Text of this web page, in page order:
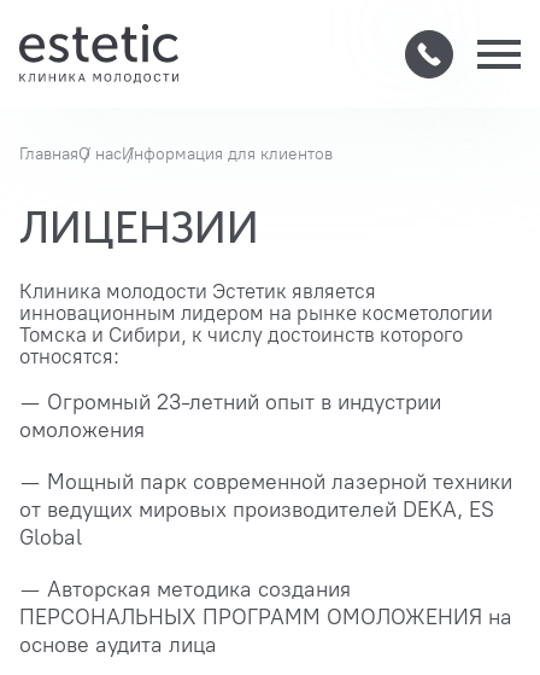
ГлавнаяО насИнформация для клиентов
ЛИЦЕНЗИИ
Клиника молодости Эстетик является
инновационным лидером на рынке косметологии
Томска и Сибири, к числу достоинств которого
относятся:
— Огромный 23-летний опыт в индустрии
омоложения
— Мощный парк современной лазерной техники
от ведущих мировых производителей DEKA, ES
Global
— Авторская методика создания
ПЕРСОНАЛЬНЫХ ПРОГРАММ ОМОЛОЖЕНИЯ на
основе аудита лица